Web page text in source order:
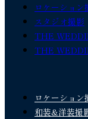
ロケーション
スタジオ撮影
THE
THE
ロケーション
和装&洋装撮